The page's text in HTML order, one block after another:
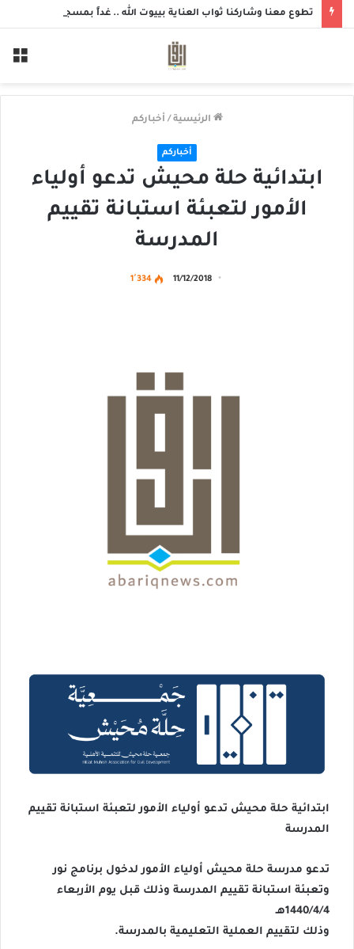
الرئيسية / أخباركم
أخباركم
ابتدائية حلة محيش تدعو أولياء
الأمور لتعبئة استبانة تقييم
المدرسة
11/12/2018 1٬334
ابتدائية حلة محيش تدعو أولياء الأمور لتعبئة استبانة تقييم
المدرسة
تدعو مدرسة حلة محيش أولياء الأمور لدخول برنامج نور
وتعبئة استبانة تقييم المدرسة وذلك قبل يوم الأربعاء
1440/4/4هـ
وذلك لتقييم العملية التعليمية بالمدرسة.